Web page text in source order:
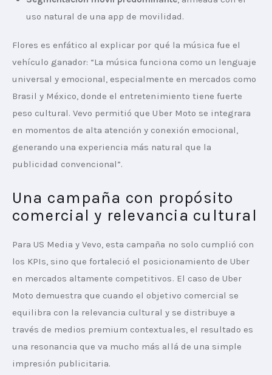
uso natural de una app de movilidad.
Flores es enfático al explicar por qué la música fue el
vehículo ganador: “La música funciona como un lenguaje
universal y emocional, especialmente en mercados como
Brasil y México, donde el entretenimiento tiene fuerte
peso cultural. Vevo permitió que Uber Moto se integrara
en momentos de alta atención y conexión emocional,
generando una experiencia más natural que la
publicidad convencional”.
Una campaña con propósito
comercial y relevancia cultural
Para US Media y Vevo, esta campaña no solo cumplió con
los KPIs, sino que fortaleció el posicionamiento de Uber
en mercados altamente competitivos. El caso de Uber
Moto demuestra que cuando el objetivo comercial se
equilibra con la relevancia cultural y se distribuye a
través de medios premium contextuales, el resultado es
una resonancia que va mucho más allá de una simple
impresión publicitaria.